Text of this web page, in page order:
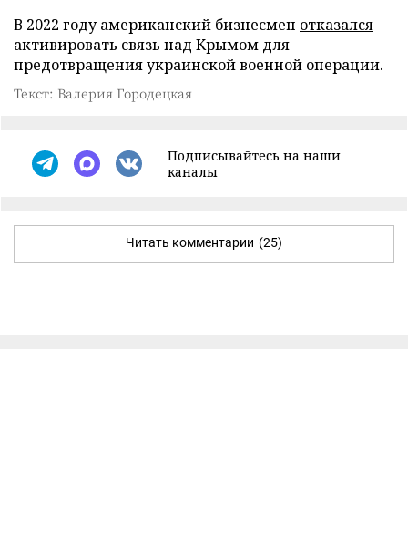
В 2022 году американский бизнесмен отказался
активировать связь над Крымом для
предотвращения украинской военной операции.
Текст: Валерия Городецкая
Подписывайтесь на наши
каналы
Читать комментарии (25)